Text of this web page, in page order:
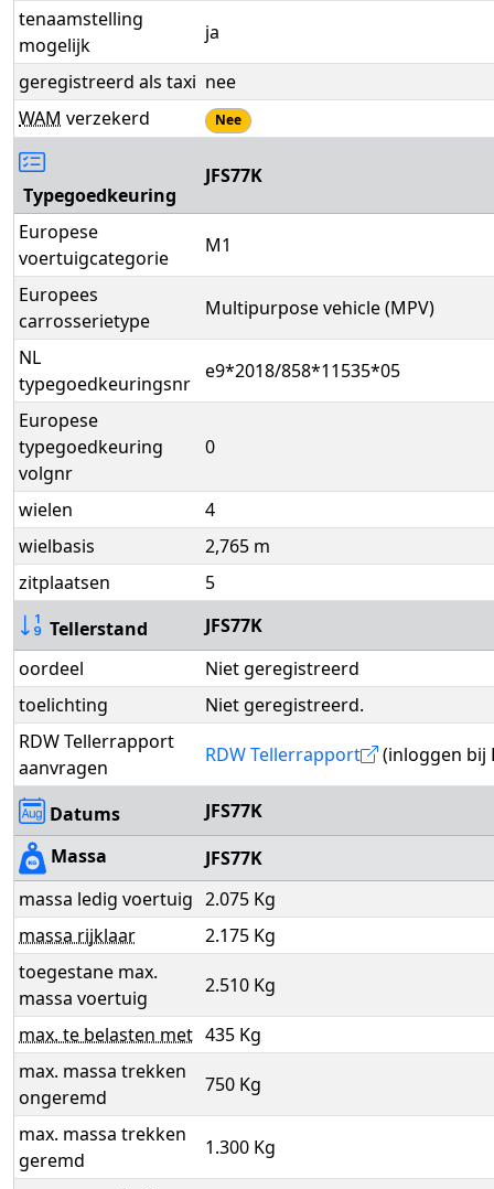
tenaamstelling
mogelijk
ja
geregistreerd als taxi nee
WAM verzekerd Nee
Typegoedkeuring
JFS77K
Europese
voertuigcategorie
M1
Europees
carrosserietype
Multipurpose vehicle (MPV)
NL
typegoedkeuringsnr
e9*2018/858*11535*05
Europese
typegoedkeuring
volgnr
0
wielen
4
wielbasis
2,765 m
zitplaatsen
5
Tellerstand
JFS77K
oordeel
Niet geregistreerd
toelichting
Niet geregistreerd.
RDW Tellerrapport
aanvragen
RDW Tellerrapport (inloggen bij
Datums
JFS77K
Massa
JFS77K
massa ledig voertuig 2.075 Kg
massa rijklaar
2.175 Kg
toegestane max.
massa voertuig
2.510 Kg
max. te belasten met 435 Kg
max. massa trekken
ongeremd
750 Kg
max. massa trekken
geremd
1.300 Kg